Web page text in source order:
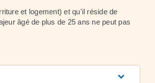
et logement) et qu'il réside de
âgé de plus de 25 ans ne peut pas